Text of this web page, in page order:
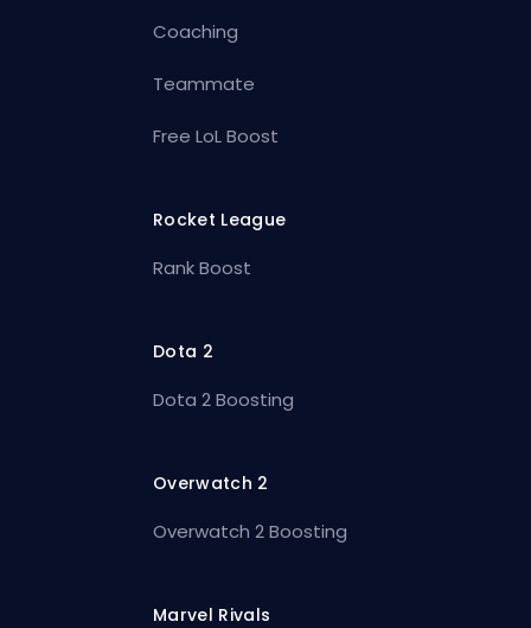
Coaching
Teammate
Free LoL Boost
Rocket League
Rank Boost
Dota 2
Dota 2 Boosting
Overwatch 2
Overwatch 2 Boosting
Marvel Rivals